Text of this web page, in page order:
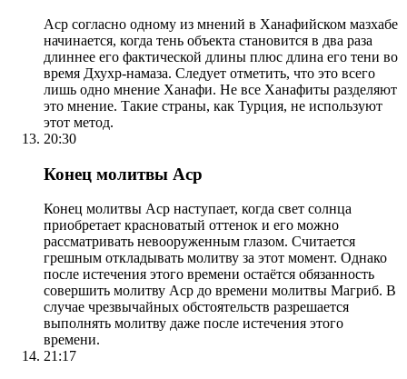
Аср согласно одному из мнений в Ханафийском мазхабе
начинается, когда тень объекта становится в два раза
длиннее его фактической длины плюс длина его тени во
время Дхухр-намаза. Следует отметить, что это всего
лишь одно мнение Ханафи. Не все Ханафиты разделяют
это мнение. Такие страны, как Турция, не используют
этот метод.
20:30
Конец молитвы Аср
Конец молитвы Аср наступает, когда свет солнца
приобретает красноватый оттенок и его можно
рассматривать невооруженным глазом. Считается
грешным откладывать молитву за этот момент. Однако
после истечения этого времени остаётся обязанность
совершить молитву Аср до времени молитвы Магриб. В
случае чрезвычайных обстоятельств разрешается
выполнять молитву даже после истечения этого
времени.
21:17